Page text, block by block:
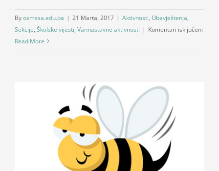
Byosmssa.edu.ba | 21 Marta, 2017 | Aktivnosti, Obavještenja,
Sekcije, Školske vijesti, Vannastavne aktivnosti | Komentari isključeni
Read More